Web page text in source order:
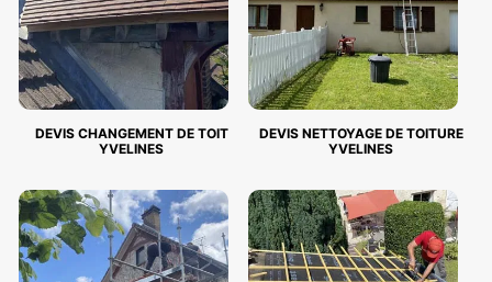
DEVIS CHANGEMENT DE TOIT
YVELINES
DEVIS NETTOYAGE DE TOITURE
YVELINES